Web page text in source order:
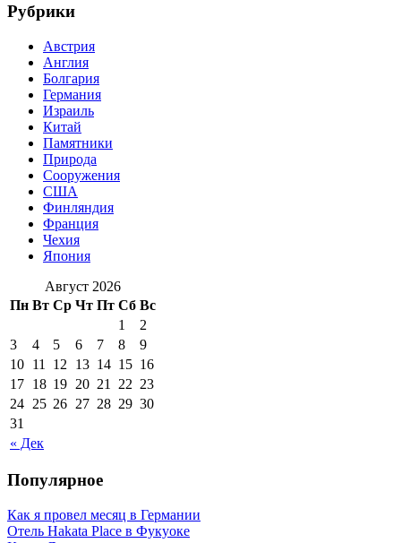
Рубрики
Австрия
Англия
Болгария
Германия
Израиль
Китай
Памятники
Природа
Сооружения
США
Финляндия
Франция
Чехия
Япония
Август 2026
Пн Вт Ср Чт Пт Сб Вс
« Дек
1
2
3
4 5 6 7 8
9
10 11 12 13 14 15 16
17 18 19 20 21 22 23
24 25 26 27 28 29 30
31
Популярное
Как я провел месяц в Германии
Отель Hakata Place в Фукуоке